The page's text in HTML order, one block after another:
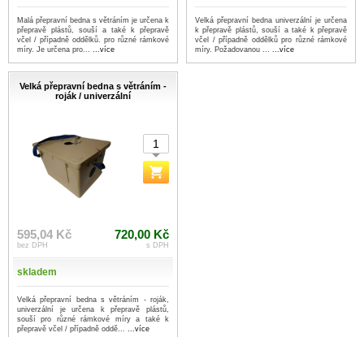
Malá přepravní bedna s větráním je určena k
přepravě plástů, souší a také k přepravě
včel / případně oddělků. pro různé rámkové
míry. Je určena pro... ...více
Velká přepravní bedna univerzální je určena
k přepravě plástů, souší a také k přepravě
včel / případně oddělků pro různé rámkové
míry. Požadovanou ... ...více
Velká přepravní bedna s větráním -
roják / univerzální
595,04 Kč
bez DPH
720,00 Kč
s DPH
skladem
Velká přepravní bedna s větráním - roják,
univerzální je určena k přepravě plástů,
souší pro různé rámkové míry a také k
přepravě včel / případně oddě... ...více